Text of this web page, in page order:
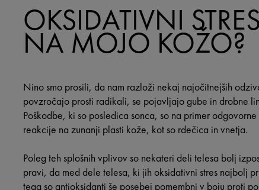
OKSIDATIVNI
NA MOJO KOŽO?
Nino smo prosili, da nam razloži nekaj najočitnejših
povzročajo prosti radikali, se pojavljajo gube in drobne
Poškodbe, ki so posledica sonca, so na primer
reakcije na zunanji plasti kože, kot so rdečica in vnetja.
Poleg teh splošnih vplivov so nekateri deli telesa bolj
pravi, da med dele telesa, ki jih oksidativni stres najbolj
tega so antioksidanti še posebej pomembni v boju proti